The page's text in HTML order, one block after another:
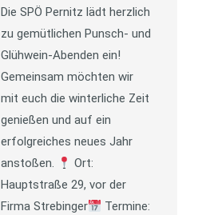
Die SPÖ Pernitz lädt herzlich
zu gemütlichen Punsch- und
Glühwein-Abenden ein!
Gemeinsam möchten wir
mit euch die winterliche Zeit
genießen und auf ein
erfolgreiches neues Jahr
anstoßen.
Ort:
Hauptstraße 29, vor der
Firma Strebinger
Termine: